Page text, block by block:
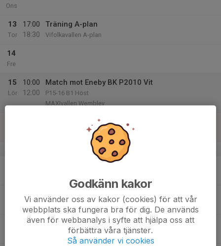
Ons
13
Tor
17:00
18:30
Träning A-plan
Vifolkavallen A-plan
14
Fre
15
Lör
10:00
12:00
Match mot Eneby BK P2010 Vit
P15-16 B1 Höst
MAXIvallen Wembley
v.34
Godkänn kakor
Vi använder oss av kakor (cookies) för att vår
webbplats ska fungera bra för dig. De används
även för webbanalys i syfte att hjälpa oss att
förbättra våra tjänster.
Så använder vi cookies